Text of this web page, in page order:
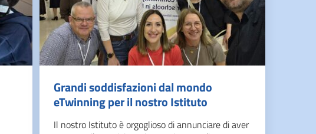
Grandi soddisfazioni dal mondo
eTwinning per il nostro Istituto
Il nostro Istituto è orgoglioso di annunciare di aver